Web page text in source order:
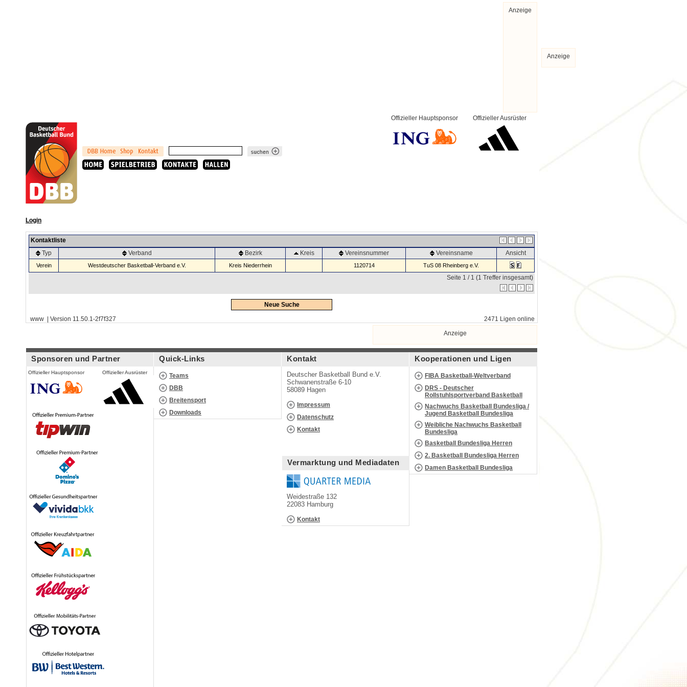
Anzeige
Offizieller Ausrüster
Offizieller Hauptsponsor
Login
Kontaktliste
Typ
Verband Bezirk Kreis Vereinsnummer Vereinsname Ansicht
Verein Westdeutscher Basketball-Verband e.V. Kreis Niederrhein 1120714 TuS 08 Rheinberg e.V.
Seite 1 / 1 (1 Treffer insgesamt)
Neue Suche
www | Version 11.50.1-2f7f327
2471 Ligen online
Anzeige
Sponsoren und Partner
Offizieller Hauptsponsor Offizieller Ausrüster
Quick-Links
Teams
DBB
Breitensport
Downloads
Kontakt
Deutscher Basketball Bund e.V.
Schwanenstraße 6-10
58089 Hagen
Impressum
Datenschutz
Kontakt
Vermarktung und Mediadaten
Weidestraße 132
22083 Hamburg
Kontakt
Kooperationen und Ligen
FIBA Basketball-Weltverband
DRS - Deutscher
Rollstuhlsportverband Basketball
Nachwuchs Basketball Bundesliga /
Jugend Basketball Bundesliga
Weibliche Nachwuchs Basketball
Bundesliga
Basketball Bundesliga Herren
2. Basketball Bundesliga Herren
Damen Basketball Bundesliga
Anzeige